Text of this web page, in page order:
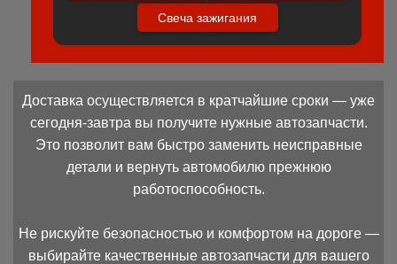
Свеча зажигания
Доставка осуществляется в кратчайшие сроки — уже
сегодня-завтра вы получите нужные автозапчасти.
Это позволит вам быстро заменить неисправные
детали и вернуть автомобилю прежнюю
работоспособность.
Не рискуйте безопасностью и комфортом на дороге —
выбирайте качественные автозапчасти для вашего